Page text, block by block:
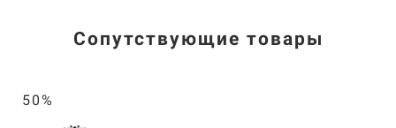
Сопутствующие товары
50%